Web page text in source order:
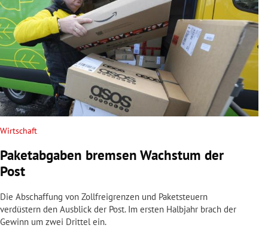
Wirtschaft
Paketabgaben bremsen Wachstum der
Post
Die Abschaffung von Zollfreigrenzen und Paketsteuern
verdüstern den Ausblick der Post. Im ersten Halbjahr brach der
Gewinn um zwei Drittel ein.